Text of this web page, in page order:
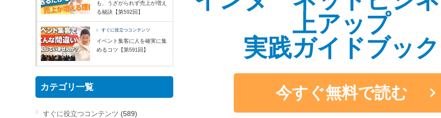
上アップ
実践ガイドブック
今すぐ無料で読む
も、うざがられず売上が増え
る秘訣【第592回】
すぐに役立つコンテンツ
イベント集客に人を確実に集
めるコツ【第591回】
カテゴリ一覧
すぐに役立つコンテンツ (589)